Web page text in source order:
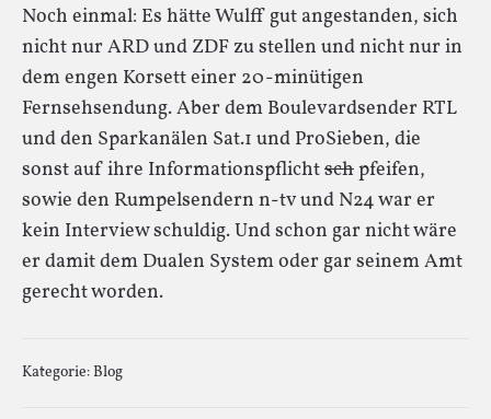
Noch einmal: Es hätte Wulff gut angestanden, sich
nicht nur ARD und ZDF zu stellen und nicht nur in
dem engen Korsett einer 20-minütigen
Fernsehsendung. Aber dem Boulevardsender RTL
und den Sparkanälen Sat.1 und ProSieben, die
sonst auf ihre Informationspflichtschpfeifen,
sowie den Rumpelsendern n-tv und N24 war er
kein Interview schuldig. Und schon gar nicht wäre
er damit dem Dualen System oder gar seinem Amt
gerecht worden.
Kategorie:Blog